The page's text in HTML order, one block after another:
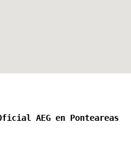
AEG en Ponteareas